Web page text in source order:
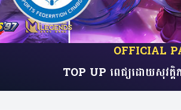
​OFFICIAL
TOP UP ពេជ្យដោយសុវត្